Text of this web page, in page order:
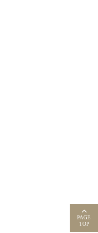
PAGE
TOP